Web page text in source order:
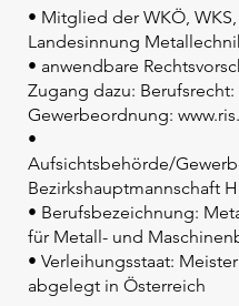
• Mitglied der WKÖ, WKS,
Landesinnung
• anwendbare
Zugang dazu: Berufsrecht:
Gewerbeordnung:
•
Aufsichtsbehörde/
Bezirkshauptmannschaft
• Berufsbezeichnung:
für Metall- und
• Verleihungsstaat:
abgelegt in Österreich